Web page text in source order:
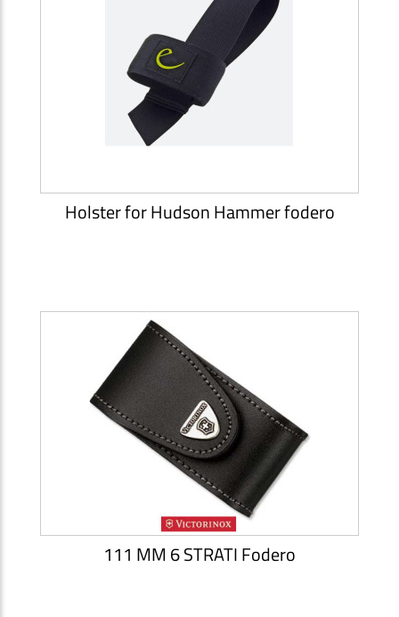
Holster for Hudson Hammer fodero
111 MM 6 STRATI Fodero